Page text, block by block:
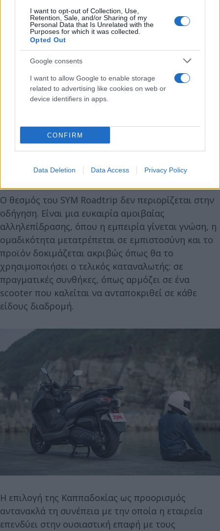
I want to opt-out of Collection, Use,
Retention, Sale, and/or Sharing of my
Personal Data that Is Unrelated with the
Purposes for which it was collected.
Opted Out
Google consents
I want to allow Google to enable storage
related to advertising like cookies on web or
device identifiers in apps.
CONFIRM
Data Deletion Data Access Privacy Policy
Ο θεσμός του SYM Roadtrip δεν περιορίζεται στην
οδήγηση. Είναι μια ευκαιρία αμοιβαίας
αλληλεπίδρασης, όπου η εμπειρία γίνεται γνώση, η
ομαδικότητα μετατρέπεται σε εμπιστοσύνη και το
προϊόν δοκιμάζεται ακριβώς όπως θα το
χρησιμοποιήσει ο τελικός καταναλωτής: σε
πραγματικές συνθήκες, όπως αρμόζει σε ένα
scooter που καλείται να ανταποκριθεί σε κάθε
είδους διαδρομή.
Η επιλογή της Καππαδοκίας ως προορισμός
αντανακλά τη συνέπεια με την οποία η εταιρεία
επενδύει στην ουσιαστική επαφή με τους